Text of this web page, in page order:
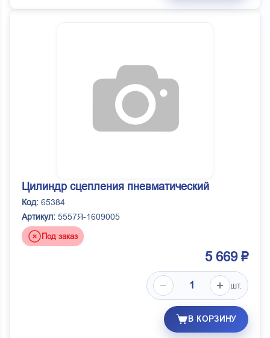
Цилиндр сцепления пневматический
Код: 65384
Артикул: 5557Я-1609005
Под заказ
5 669 ₽
шт.
В КОРЗИНУ